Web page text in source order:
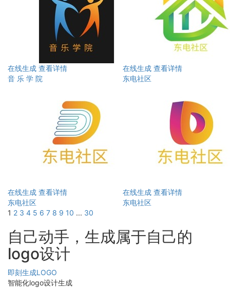
在线生成 查看详情
音 乐 学 院
在线生成 查看详情
东电社区
在线生成 查看详情
东电社区
在线生成 查看详情
东电社区
1 2 3 4 5 6 7 8 9 10 ... 30
自己动手，生成属于自己的
logo设计
即刻生成LOGO
智能化logo设计生成